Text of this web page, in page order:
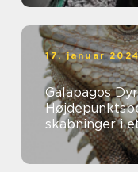
17. januar
Galapagos
skabninger i
fascinerende